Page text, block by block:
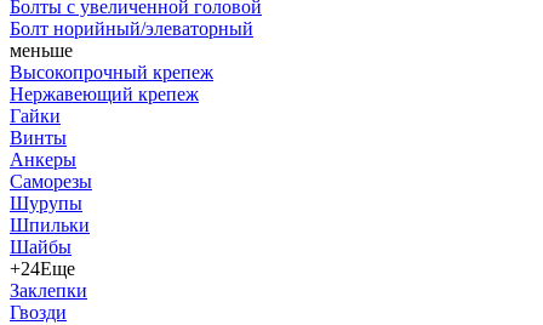
Болты с увеличенной головой
Болт норийный/элеваторный
меньше
Высокопрочный крепеж
Нержавеющий крепеж
Гайки
Винты
Анкеры
Саморезы
Шурупы
Шпильки
Шайбы
+24Еще
Заклепки
Гвозди